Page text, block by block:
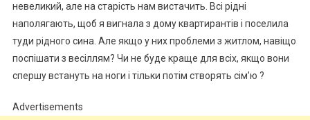
невеликий, але на старість нам вистачить. Всі рідні
наполягають, щоб я вигнала з дому квартирантів і поселила
туди рідного сина. Але якщо у них проблеми з житлом, навіщо
поспішати з весіллям? Чи не буде краще для всіх, якщо вони
спершу встануть на ноги і тільки потім створять сім’ю ?
Advertisements